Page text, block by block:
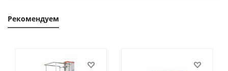
Рекомендуем